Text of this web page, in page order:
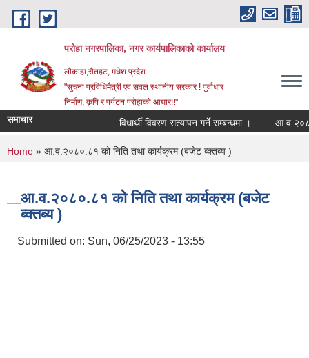
Skip to main content
परोहा नगरपालिका, नगर कार्यपालिकाको कार्यालय
लौकाहा,रौतहट, मधेश प्रदेश
"सुचना प्रविधिमैत्री एवं सवल स्थानीय सरकार ! पुर्वाधार
निर्माण, कृषि र पर्यटन परोहाको आधार!!"
समाचार विधार्थी विवरण सत्यापन गर्ने सम्बन्धमा ।
You are here
Home » आ.व.२०८०.८१ को निति तथा कार्यक्रम (बजेट ब्क्तब्य )
आ.व.२०८०.८१ को निति तथा कार्यक्रम (बजेट
ब्क्तब्य )
Submitted on: Sun, 06/25/2023 - 13:55